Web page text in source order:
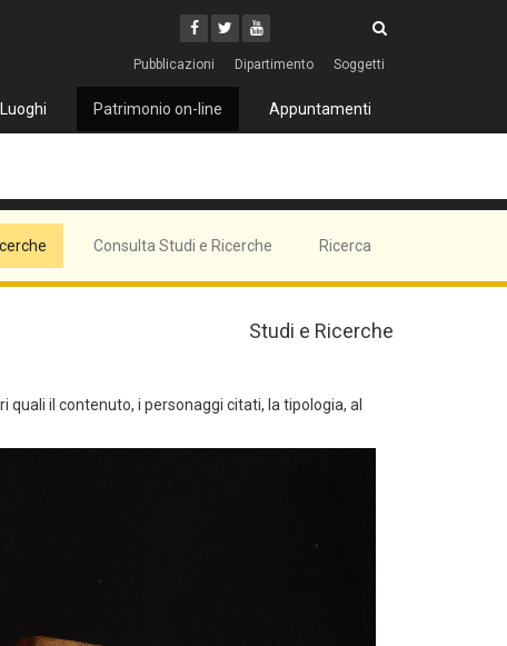
Facebook
Twitter
Youtube
Pubblicazioni Dipartimento Soggetti
Luoghi Patrimonio on-line Appuntamenti
Consulta Studi e Ricerche Ricerca
Studi e Ricerche
il contenuto, i personaggi citati, la tipologia, al